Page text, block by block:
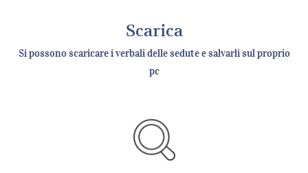
Scarica
Si possono scaricare i verbali delle sedute e salvarli sul proprio
pc